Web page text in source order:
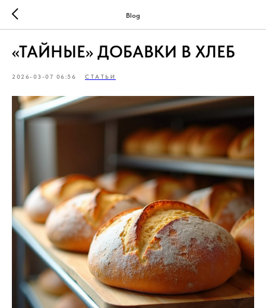
Blog
«ТАЙНЫЕ» ДОБАВКИ В ХЛЕБ
2026-03-07 06:56 СТАТЬИ